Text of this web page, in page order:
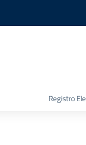
Registro